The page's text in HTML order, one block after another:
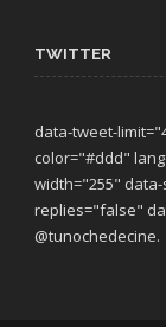
TWITTER
data-tweet-
color="#ddd"
width="255"
replies="false"
@tunochedecine.